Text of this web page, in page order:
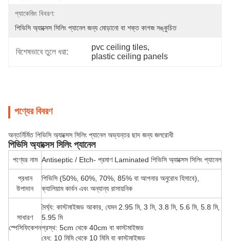
প্যাকেজিং বিবরণ:
পিভিসি অ্যাক্সেস সিলিং প্যানেল জন্য মোড়ানো বা শক্ত কাগজ সঙ্কুচিত
বিশেষভাবে তুলে ধরা:
pvc ceiling tiles,
plastic ceiling panels
পণ্যের বিবরণ
অন্তর্নির্মিত পিভিসি অ্যাক্সেস সিলিং প্যানেল অভ্যন্তর ছাদ জন্য জলরোধী
পিভিসি অ্যাক্সেস সিলিং প্যানেল
পণ্যের নাম Antiseptic / Etch- প্রমাণ Laminated পিভিসি অ্যাক্সেস সিলিং প্যানেল
প্রধান
উপাদান
পিভিসি (50%, 60%, 70%, 85% বা আপনার অনুরোধ হিসাবে),
ক্যালিয়াম কার্বন এবং অন্যান্য রাসায়নিক
সাধারণ
স্পেসিফিকেশন
দৈর্ঘ্য: কাস্টমাইজড আকার, যেমন 2.95 মি, 3 মি, 3.8 মি, 5.6 মি, 5.8 মি,
5.95 মি
প্রস্থ: 5cm থেকে 40cm বা কাস্টমাইজড
বেধ: 10 মিমি থেকে 10 মিমি বা কাস্টমাইজড